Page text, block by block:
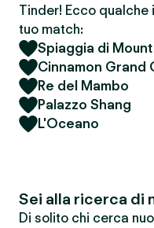
Tinder! Ecco qualche
tuo match:
Spiaggia di Mount
Cinnamon Grand
Re del Mambo
Palazzo Shang
L'Oceano
Sei alla ricerca di
Di solito chi cerca